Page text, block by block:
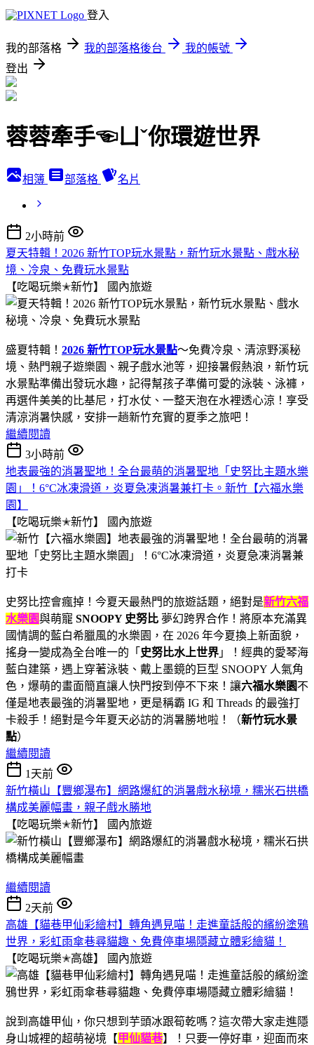
登入
我的部落格 我的部落格後台
我的帳號
登出
蓉蓉牽手☜ㄩˇ你環遊世界
相簿 部落格 名片
2小時前
夏天特輯！2026 新竹TOP玩水景點，新竹玩水景點、戲水秘
境、冷泉、免費玩水景點
【吃喝玩樂✭新竹】
國內旅遊
盛夏特輯！ 2026 新竹TOP玩水景點～免費冷泉、清涼野溪秘
境、熱門親子遊樂園、親子戲水池等，迎接暑假熱浪，新竹玩
水景點準備出發玩水趣，記得幫孩子準備可愛的泳裝、泳褲，
再選件美美的比基尼，打水仗、一整天泡在水裡透心涼！享受
清涼消暑快感，安排一趟新竹充實的夏季之旅吧！
繼續閱讀
3小時前
地表最強的消暑聖地！全台最萌的消暑聖地「史努比主題水樂
園」！6°C冰凍滑道，炎夏急凍消暑兼打卡。新竹【六福水樂
園】
【吃喝玩樂✭新竹】
國內旅遊
史努比控會瘋掉！今夏天最熱門的旅遊話題，絕對是新竹六福
水樂園與萌寵 SNOOPY 史努比 夢幻跨界合作！將原本充滿異
國情調的藍白希臘風的水樂園，在 2026 年今夏換上新面貌，
搖身一變成為全台唯一的「 史努比水上世界 」！經典的愛琴海
藍白建築，遇上穿著泳裝、戴上墨鏡的巨型 SNOOPY 人氣角
色，爆萌的畫面簡直讓人快門按到停不下來！讓六福水樂園不
僅是地表最強的消暑聖地，更是稱霸 IG 和 Threads 的最強打
卡殺手！絕對是今年夏天必訪的消暑勝地啦！（新竹玩水景
點）
繼續閱讀
1天前
新竹橫山【豐鄉瀑布】網路爆紅的消暑戲水秘境，糯米石拱橋
構成美麗幅畫，親子戲水勝地
【吃喝玩樂✭新竹】
國內旅遊
繼續閱讀
2天前
高雄【貓巷甲仙彩繪村】轉角遇見喵！走進童話般的繽紛塗鴉
世界，彩虹雨傘巷尋貓趣、免費停車場隱藏立體彩繪貓！
【吃喝玩樂✭高雄】
國內旅遊
說到高雄甲仙，你只想到芋頭冰跟筍乾嗎？這次帶大家走進隱
身山城裡的超萌祕境【甲仙貓巷】！只要一停好車，迎面而來